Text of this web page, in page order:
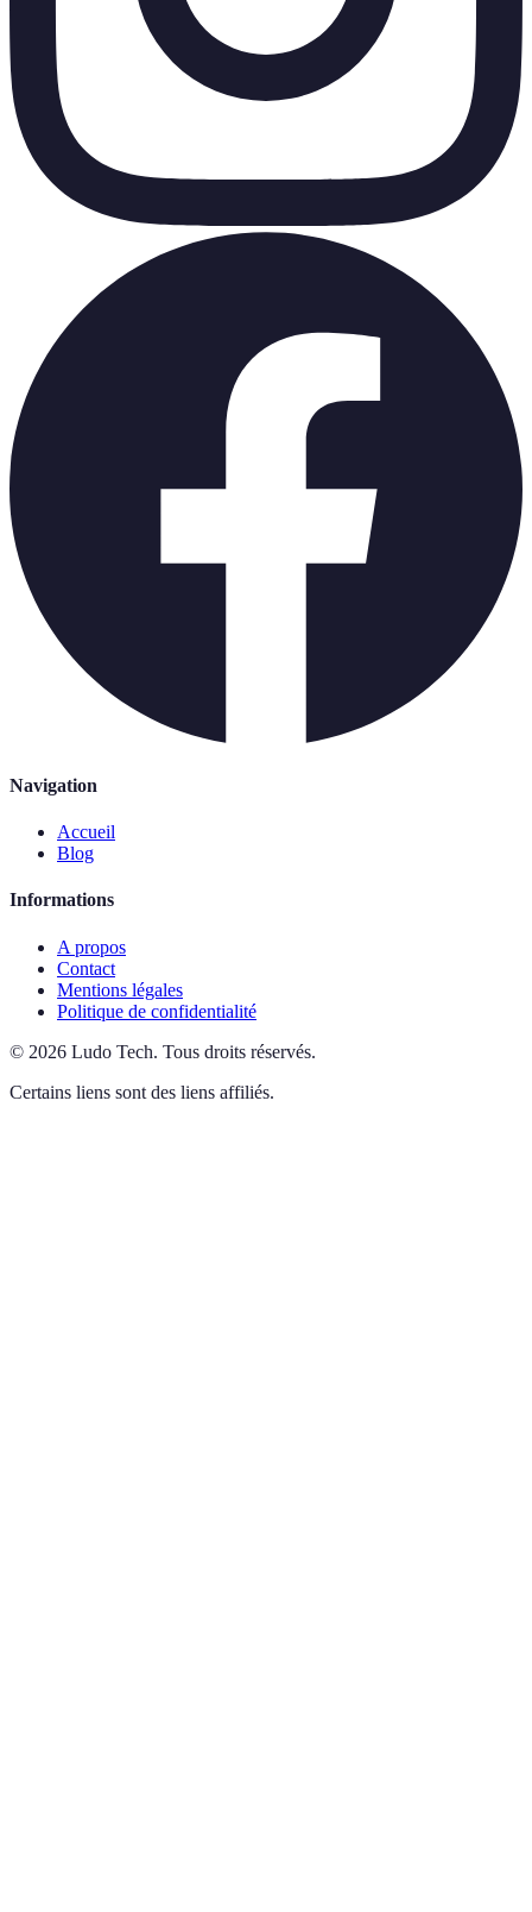
Navigation
Accueil
Blog
Informations
A propos
Contact
Mentions légales
Politique de confidentialité
© 2026 Ludo Tech. Tous droits réservés.
Certains liens sont des liens affiliés.